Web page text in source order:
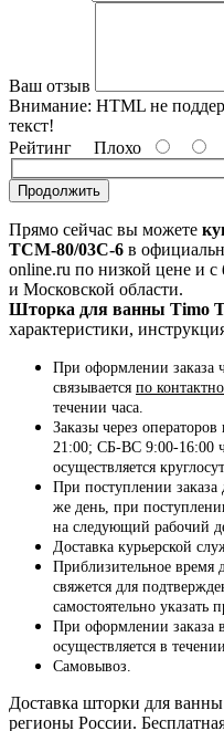
Ваш отзыв
Внимание: HTML не
текст!
Рейтинг Плохо
Продолжить
Прямо сейчас вы можете
TCM-80/03C-6 в
online.ru по низкой цене и с
и Московской области.
Шторка для ванны Timo
характеристики,
При оформлении заказа
связывается по
течении часа.
Заказы через
21:00; СБ-ВС 9:00-16:00
осуществляется
При поступлении заказа
же день, при
на следующий рабочий
Доставка курьерской
Приблизительное время
свяжется для
самостоятельно указать
При оформлении заказа
осуществляется в
Самовывоз.
Доставка шторки для ванны
регионы России.